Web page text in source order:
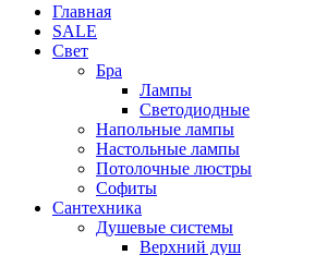
Главная
SALE
Свет
Бра
Лампы
Светодиодные
Напольные лампы
Настольные лампы
Потолочные люстры
Софиты
Сантехника
Душевые системы
Верхний душ